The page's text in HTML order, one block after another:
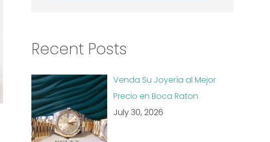
Recent Posts
Venda Su Joyería al Mejor
Precio en Boca Raton
July 30, 2026